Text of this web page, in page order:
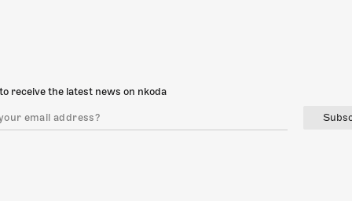
receive the latest news on nkoda